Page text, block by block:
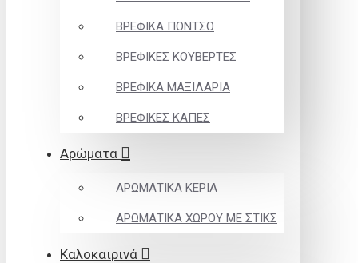
ΒΡΕΦΙΚΑ ΠΟΝΤΣΟ
ΒΡΕΦΙΚΕΣ ΚΟΥΒΕΡΤΕΣ
ΒΡΕΦΙΚΑ ΜΑΞΙΛΑΡΙΑ
ΒΡΕΦΙΚΕΣ ΚΑΠΕΣ
Αρώματα
ΑΡΩΜΑΤΙΚΑ ΚΕΡΙΑ
ΑΡΩΜΑΤΙΚΑ ΧΩΡΟΥ ΜΕ ΣΤΙΚΣ
Καλοκαιρινά